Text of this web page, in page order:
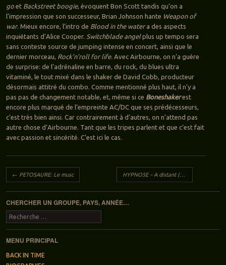
goetBackstreet boogie, évoquent Bon Scott tandis qu’on a
l’impression que son successeur, Brian Johnson hante Weapon of
war. Mieux encore, l’intro de Blood in the watera des aspects
inquiétants d’Alice Cooper. Switchblade angelplus up tempo sera
sans conteste source de jumping intense en concert, ainsi que le
dernier morceau, Rock’n’roll for life. Avec Airbourne, on n’a guère
de surprise: de l’adrénaline en barre, du rock, du blues ultra
vitaminé, le tout mixé dans le shaker de David Cobb, producteur
désormais attitré du combo. Comme mentionné plus haut, il n’y a
pas pas de changement notable, et, même si ce Boneshakerest
encore plus marqué de l’empreinte AC/DC que ses prédécesseurs,
c’est très bien ainsi. Car contrairement à d’autres, on n’attend pas
autre chose d’Airbourne. Tant que les tripes parlent et que c’est fait
avec passion et sincérité. C’est ici le cas.
Navigation des articles
← PETOSAURE: Le musc HYPNO5E – A distant (dark) source
CHERCHER UN GROUPE, PAYS, ANNÉE…
Recherche
MENU PRINCIPAL
BACK IN TIME